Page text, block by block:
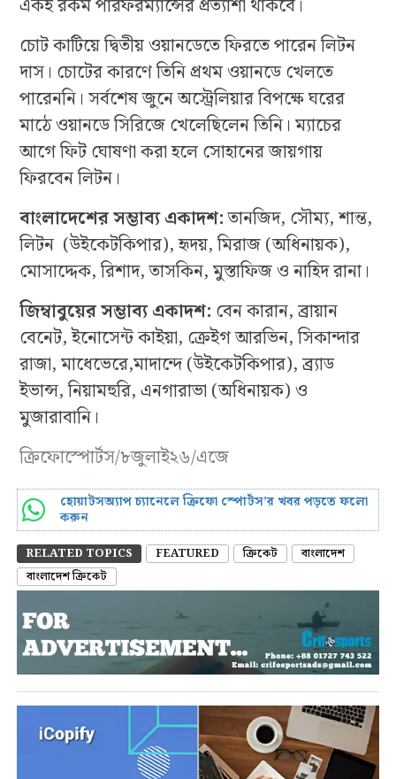
একই রকম পারফরম্যান্সের প্রত্যাশা থাকবে।
চোট কাটিয়ে দ্বিতীয় ওয়ানডেতে ফিরতে পারেন লিটন
দাস। চোটের কারণে তিনি প্রথম ওয়ানডে খেলতে
পারেননি। সর্বশেষ জুনে অস্ট্রেলিয়ার বিপক্ষে ঘরের
মাঠে ওয়ানডে সিরিজে খেলেছিলেন তিনি। ম্যাচের
আগে ফিট ঘোষণা করা হলে সোহানের জায়গায়
ফিরবেন লিটন।
বাংলাদেশের সম্ভাব্য একাদশ:তানজিদ, সৌম্য, শান্ত,
লিটন (উইকেটকিপার), হৃদয়, মিরাজ (অধিনায়ক),
মোসাদ্দেক, রিশাদ, তাসকিন, মুস্তাফিজ ও নাহিদ রানা।
জিম্বাবুয়ের সম্ভাব্য একাদশ: বেন কারান, ব্রায়ান
বেনেট, ইনোসেন্ট কাইয়া, ক্রেইগ আরভিন, সিকান্দার
রাজা, মাধেভেরে,মাদান্দে (উইকেটকিপার), ব্র্যাড
ইভান্স, নিয়ামহুরি, এনগারাভা (অধিনায়ক) ও
মুজারাবানি।
ক্রিফোস্পোর্টস/৮জুলাই২৬/এজে
হোয়াটসঅ্যাপ চ্যানেলে ক্রিফো স্পোর্টস’র খবর পড়তে ফলো
করুন
RELATED TOPICS FEATURED ক্রিকেট
বাংলাদেশ
বাংলাদেশ ক্রিকেট